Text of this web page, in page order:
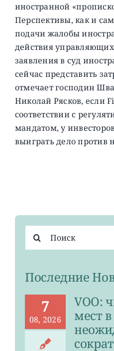
иностранной
Перспективы, как и
подачи жалобы
действия
заявления в суд
сейчас представить
отмечает господин
Николай Рясков, если
соответствии с
мандатом, у
выиграть дело против
поиска:
Последние
7
08, 2026
VOO:
мест